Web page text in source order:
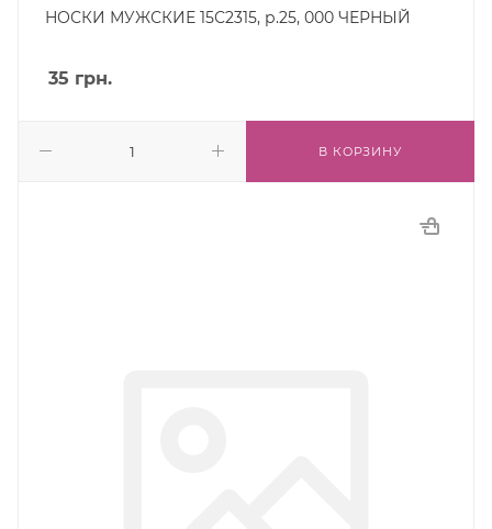
НОСКИ МУЖСКИЕ 15С2315, р.25, 000 ЧЕРНЫЙ
35 грн.
В КОРЗИНУ